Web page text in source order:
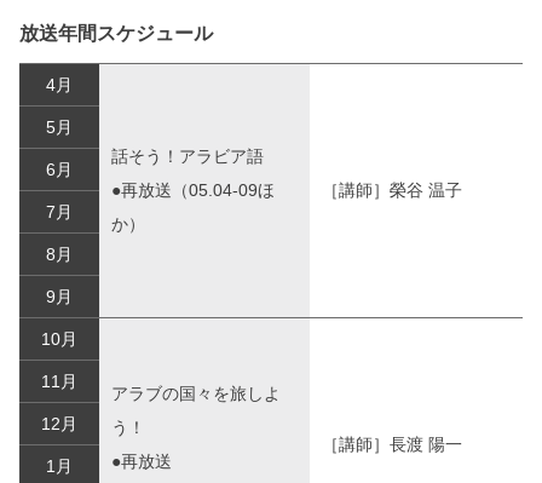
放送年間スケジュール
4月
話そう！アラビア語
●再放送（05.04-09ほ
か）
［講師］榮谷 温子
5月
6月
7月
8月
9月
10月
アラブの国々を旅しよ
う！
●再放送
［講師］長渡 陽一
11月
12月
1月